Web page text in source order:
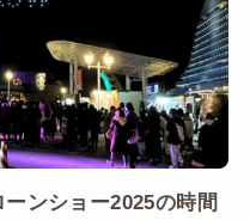
ンショー2025の時間